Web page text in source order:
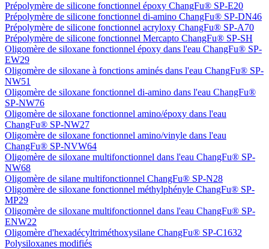
Prépolymère de silicone fonctionnel époxy ChangFu® SP-E20
Prépolymère de silicone fonctionnel di-amino ChangFu® SP-DN46
Prépolymère de silicone fonctionnel acryloxy ChangFu® SP-A70
Prépolymère de silicone fonctionnel Mercapto ChangFu® SP-SH
Oligomère de siloxane fonctionnel époxy dans l'eau ChangFu® SP-
EW29
Oligomère de siloxane à fonctions aminés dans l'eau ChangFu® SP-
NW51
Oligomère de siloxane fonctionnel di-amino dans l'eau ChangFu®
SP-NW76
Oligomère de siloxane fonctionnel amino/époxy dans l'eau
ChangFu® SP-NW27
Oligomère de siloxane fonctionnel amino/vinyle dans l'eau
ChangFu® SP-NVW64
Oligomère de siloxane multifonctionnel dans l'eau ChangFu® SP-
NW68
Oligomère de silane multifonctionnel ChangFu® SP-N28
Oligomère de siloxane fonctionnel méthylphényle ChangFu® SP-
MP29
Oligomère de siloxane multifonctionnel dans l'eau ChangFu® SP-
ENW22
Oligomère d'hexadécyltriméthoxysilane ChangFu® SP-C1632
Polysiloxanes modifiés